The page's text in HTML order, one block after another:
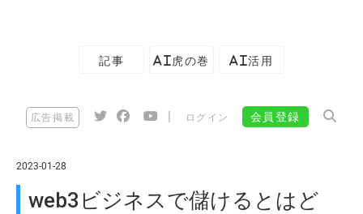
記事 AI虎の巻 AI活用
広告掲載 ログイン 会員登録
2023-01-28
web3ビジネスで儲けるとはど